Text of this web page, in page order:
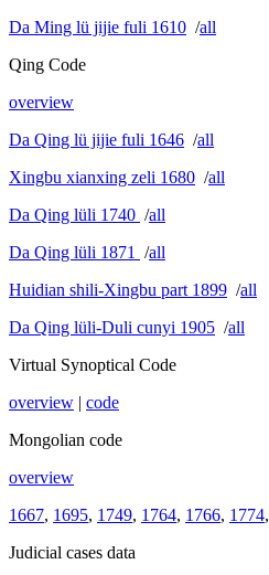
Da Ming lü jijie fuli 1610 /all
Qing Code
overview
Da Qing lü jijie fuli 1646 /all
Xingbu xianxing zeli 1680 /all
Da Qing lüli 1740 /all
Da Qing lüli 1871
/all
Huidian shili-Xingbu part 1899 /all
Da Qing lüli-Duli cunyi 1905 /all
Virtual Synoptical Code
overview | code
Mongolian code
overview
1667, 1695, 1749, 1764, 1766, 1774,
Judicial cases data